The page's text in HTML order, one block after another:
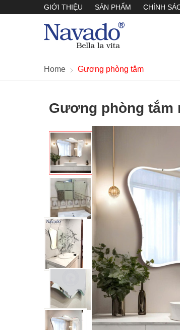
GIỚI THIỆU SẢN PHẨM CHÍNH
Home Gương phòng tắm
Gương phòng tắm